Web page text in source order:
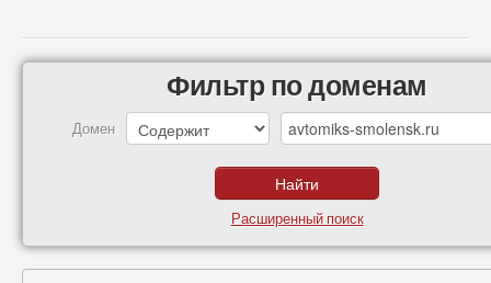
Фильтр по доменам
Домен
Расширенный поиск